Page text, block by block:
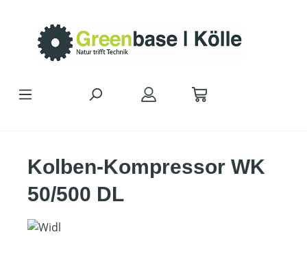
Kolben-Kompressor WK
50/500 DL